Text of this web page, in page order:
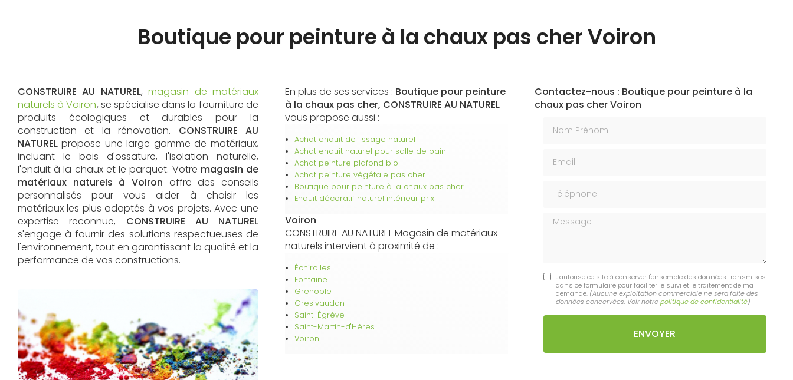
Boutique pour peinture à la chaux pas cher Voiron
CONSTRUIRE AU NATUREL,magasin de matériaux
naturels à Voiron, se spécialise dans la fourniture de
produits écologiques et durables pour la
construction et la rénovation. CONSTRUIRE AU
NATUREL propose une large gamme de matériaux,
incluant le bois d'ossature, l'isolation naturelle,
l'enduit à la chaux et le parquet. Votre magasin de
matériaux naturels à Voiron offre des conseils
personnalisés pour vous aider à choisir les
matériaux les plus adaptés à vos projets. Avec une
expertise reconnue, CONSTRUIRE AU NATUREL
s'engage à fournir des solutions respectueuses de
l'environnement, tout en garantissant la qualité et la
performance de vos constructions.
En plus de ses services : Boutique pour peinture
à la chaux pas cher, CONSTRUIRE AU NATUREL
vous propose aussi :
Achat enduit de lissage naturel
Achat enduit naturel pour salle de bain
Achat peinture plafond bio
Achat peinture végétale pas cher
Boutique pour peinture à la chaux pas cher
Enduit décoratif naturel intérieur prix
Voiron
CONSTRUIRE AU NATUREL Magasin de matériaux
naturels intervient à proximité de :
Échirolles
Fontaine
Grenoble
Gresivaudan
Saint-Égrève
Saint-Martin-d'Hères
Voiron
Contactez-nous : Boutique pour peinture à la
chaux pas cher Voiron
Message
J'autorise ce site à conserver l'ensemble des données transmises
dans ce formulaire pour faciliter le suivi et le traitement de ma
demande. (Aucune exploitation commerciale ne sera faite des
données concervées. Voir notrepolitique de confidentialité)